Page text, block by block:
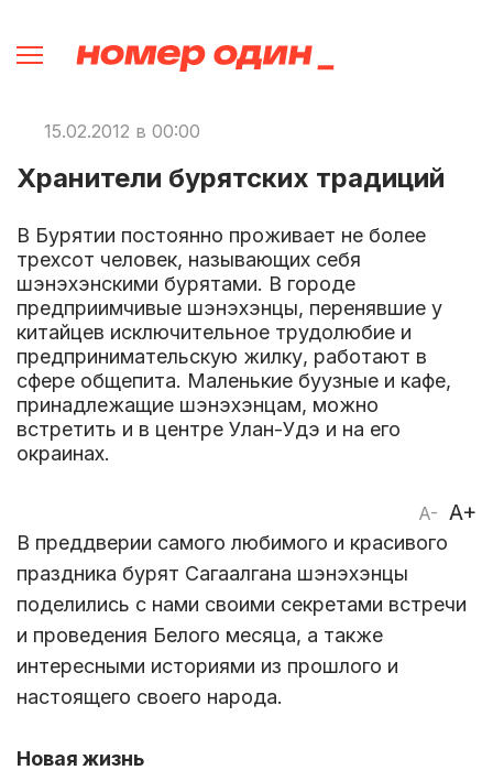
15.02.2012 в 00:00
Хранители бурятских традиций
В Бурятии постоянно проживает не более
трехсот человек, называющих себя
шэнэхэнскими бурятами. В городе
предприимчивые шэнэхэнцы, перенявшие у
китайцев исключительное трудолюбие и
предпринимательскую жилку, работают в
сфере общепита. Маленькие буузные и кафе,
принадлежащие шэнэхэнцам, можно
встретить и в центре Улан-Удэ и на его
окраинах.
A- A+
В преддверии самого любимого и красивого
праздника бурят Сагаалгана шэнэхэнцы
поделились с нами своими секретами встречи
и проведения Белого месяца, а также
интересными историями из прошлого и
настоящего своего народа.
Новая жизнь